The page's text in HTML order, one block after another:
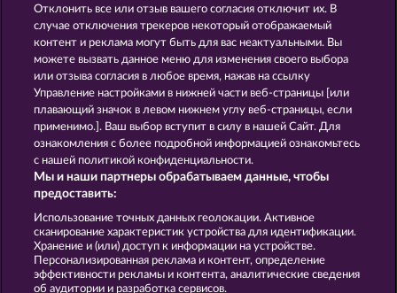
SUPER DUPER CHERRY
Правила КОНФИДЕНЦИАЛЬНОСТЬ
О компании Компания
Отправить Запрос об Отказе
Отклонить все или отзыв вашего согласия отключит их. В
случае отключения трекеров некоторый отображаемый
контент и реклама могут быть для вас неактуальными. Вы
можете вызвать данное меню для изменения своего выбора
или отзыва согласия в любое время, нажав на ссылку
Управление настройками в нижней части веб-страницы [или
плавающий значок в левом нижнем углу веб-страницы, если
применимо.]. Ваш выбор вступит в силу в нашей Сайт. Для
ознакомления с более подробной информацией ознакомьтесь
с нашей политикой конфиденциальности.
Мы и наши партнеры обрабатываем данные, чтобы
предоставить:
Использование точных данных геолокации. Активное
сканирование характеристик устройства для идентификации.
Хранение и (или) доступ к информации на устройстве.
Персонализированная реклама и контент, определение
эффективности рекламы и контента, аналитические сведения
об аудитории и разработка сервисов.